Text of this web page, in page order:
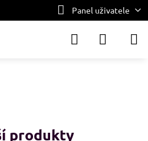
Panel uživatele
produkty